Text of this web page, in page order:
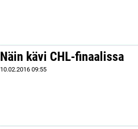
Näin kävi CHL-finaalissa
10.02.2016 09:55